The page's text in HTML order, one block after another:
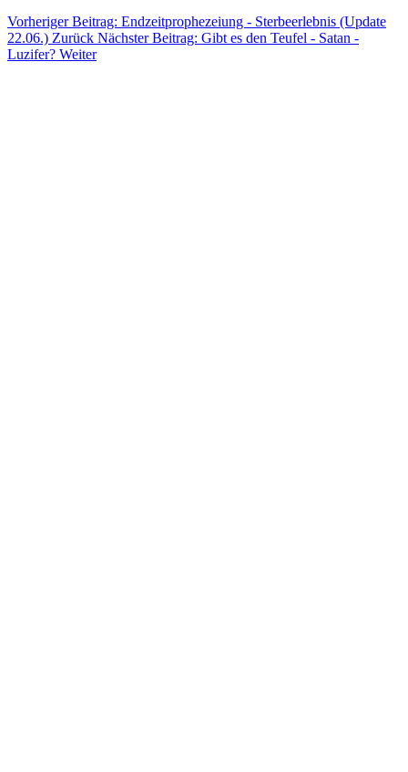
Vorheriger Beitrag: Endzeitprophezeiung - Sterbeerlebnis (Update
22.06.) Zurück Nächster Beitrag: Gibt es den Teufel - Satan -
Luzifer? Weiter